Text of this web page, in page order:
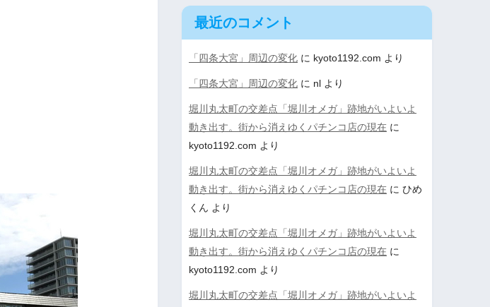
最近のコメント
「四条大宮」周辺の変化 に kyoto1192.com より
「四条大宮」周辺の変化 に nl より
堀川丸太町の交差点「堀川オメガ」跡地がいよいよ
動き出す。街から消えゆくパチンコ店の現在 に
kyoto1192.com より
堀川丸太町の交差点「堀川オメガ」跡地がいよいよ
動き出す。街から消えゆくパチンコ店の現在 に ひめ
くん より
堀川丸太町の交差点「堀川オメガ」跡地がいよいよ
動き出す。街から消えゆくパチンコ店の現在 に
kyoto1192.com より
堀川丸太町の交差点「堀川オメガ」跡地がいよいよ